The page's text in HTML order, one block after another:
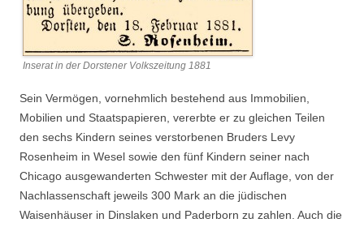
Inserat in der Dorstener Volkszeitung 1881
Sein Vermögen, vornehmlich bestehend aus Immobilien,
Mobilien und Staatspapieren, vererbte er zu gleichen Teilen
den sechs Kindern seines verstorbenen Bruders Levy
Rosenheim in Wesel sowie den fünf Kindern seiner nach
Chicago ausgewanderten Schwester mit der Auflage, von der
Nachlassenschaft jeweils 300 Mark an die jüdischen
Waisenhäuser in Dinslaken und Paderborn zu zahlen. Auch die